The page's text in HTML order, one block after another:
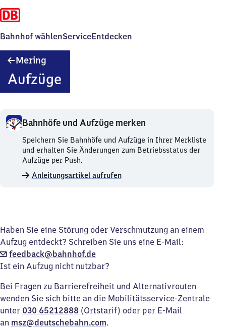
Bahnhof wählenServiceEntdecken
Mering
Aufzüge
Bahnhöfe und Aufzüge merken
Bahnhöfe
und
Aufzüge
merken.
Speichern Sie Bahnhöfe und Aufzüge in Ihrer Merkliste
und erhalten Sie Änderungen zum Betriebsstatus der
Aufzüge per Push.
Anleitungsartikel aufrufen
Haben Sie eine Störung oder Verschmutzung an einem
Aufzug entdeckt? Schreiben Sie uns eine E-Mail:
feedback@bahnhof.de
Ist ein Aufzug nicht nutzbar?
Bei Fragen zu Barrierefreiheit und Alternativrouten
wenden Sie sich bitte an die Mobilitätsservice-Zentrale
unter 030 65212888 (Ortstarif) oder per E-Mail
an msz@deutschebahn.com.